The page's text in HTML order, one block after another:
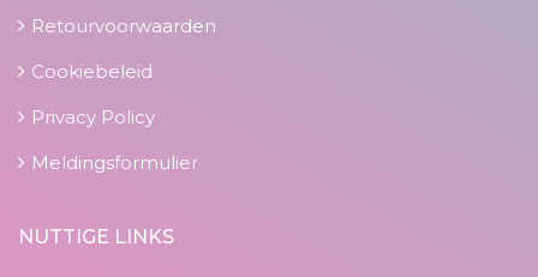
Retourvoorwaarden
Cookiebeleid
Privacy Policy
Meldingsformulier
NUTTIGE LINKS